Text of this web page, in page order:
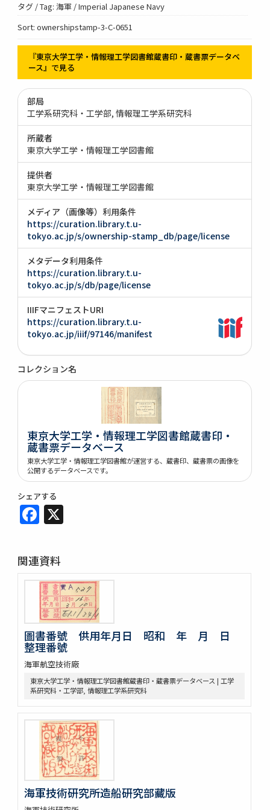
タグ / Tag: 海軍 / Imperial Japanese Navy
Sort: ownershipstamp-3-C-0651
『東京大学工学・情報理工学図書館蔵書印・蔵書票データベ
ース』で見る
部局
工学系研究科・工学部 情報理工学系研究科
所蔵者
東京大学工学・情報理工学図書館
提供者
東京大学工学・情報理工学図書館
メディア（画像等）利用条件
https://curation.library.t.u-
tokyo.ac.jp/s/ownership-stamp_db/page/license
メタデータ利用条件
https://curation.library.t.u-
tokyo.ac.jp/s/db/page/license
IIIFマニフェストURI
https://curation.library.t.u-
tokyo.ac.jp/iiif/97146/manifest
コレクション名
東京大学工学・情報理工学図書館蔵書印・
蔵書票データベース
東京大学工学・情報理工学図書館が運営する、蔵書印、蔵書票の画像を
公開するデータベースです。
シェアする
Facebook
関連資料
圖書番號 供用年月日 昭和 年 月 日
整理番號
海軍航空技術廠
東京大学工学・情報理工学図書館蔵書印・蔵書票データベース | 工学
系研究科・工学部, 情報理工学系研究科
海軍技術研究所造船研究部藏版